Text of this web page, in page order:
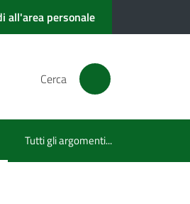
all'area personale
Cerca
Tutti gli argomenti...